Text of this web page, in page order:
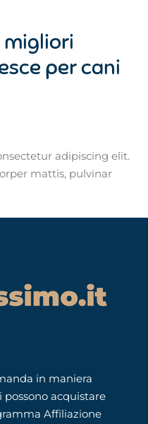
migliori
per cani
adipiscing elit.
mattis, pulvinar
in maniera
acquistare
Affiliazione